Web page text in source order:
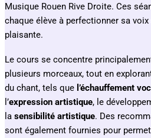
Musique Rouen Rive Droite. Ces
chaque élève à perfectionner sa
plaisante.
Le cours se concentre
plusieurs morceaux, tout en
du chant, tels que l’échauffement
l’expression artistique, le
la sensibilité artistique. Des
sont également fournies pour